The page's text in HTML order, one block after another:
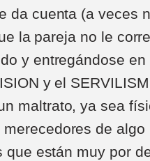
da cuenta (a veces
la pareja no le
y entregándose
y el
maltrato, ya sea
de algo
están muy por